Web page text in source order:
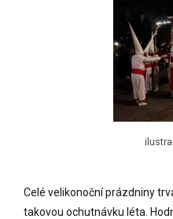
Celé velikonoční prázdniny
takovou ochutnávku léta.